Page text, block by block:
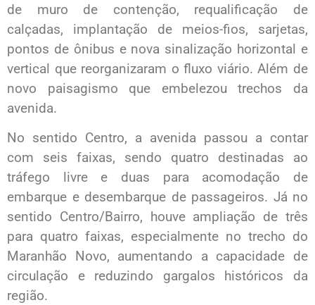
de muro de contenção, requalificação de
calçadas, implantação de meios-fios, sarjetas,
pontos de ônibus e nova sinalização horizontal e
vertical que reorganizaram o fluxo viário. Além de
novo paisagismo que embelezou trechos da
avenida.
No sentido Centro, a avenida passou a contar
com seis faixas, sendo quatro destinadas ao
tráfego livre e duas para acomodação de
embarque e desembarque de passageiros. Já no
sentido Centro/Bairro, houve ampliação de três
para quatro faixas, especialmente no trecho do
Maranhão Novo, aumentando a capacidade de
circulação e reduzindo gargalos históricos da
região.